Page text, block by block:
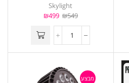
Skylight
₪549
₪499
מבצע